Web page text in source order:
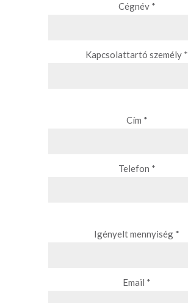
Cégnév *
Kapcsolattartó személy *
Cím *
Telefon *
Igényelt mennyiség *
Email *